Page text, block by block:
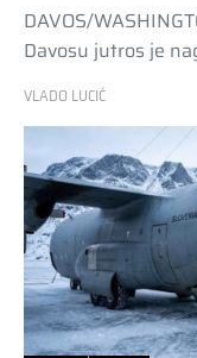
DAVOS/
Davosu jutros je
VLADO LUCIĆ